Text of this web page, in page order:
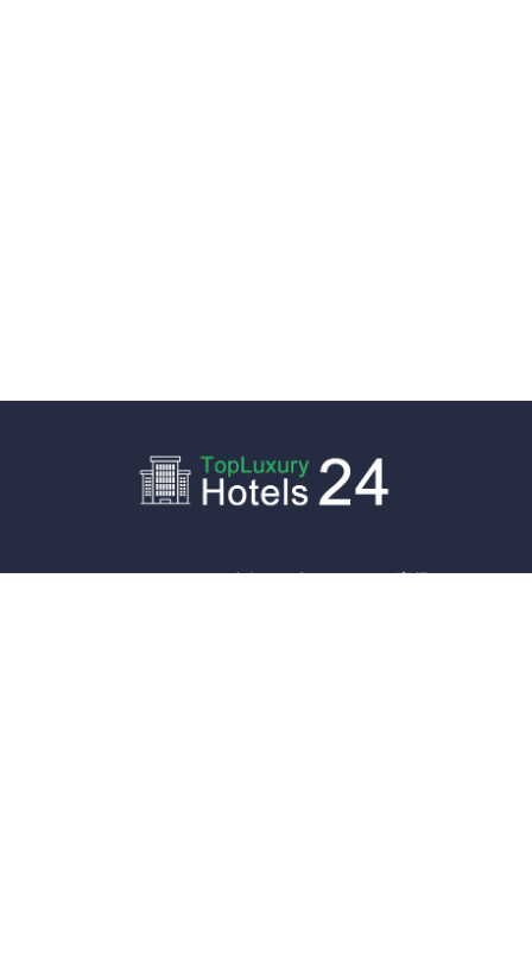
ヨーロッパとアメリカの人気リゾートにある高級ホテル、